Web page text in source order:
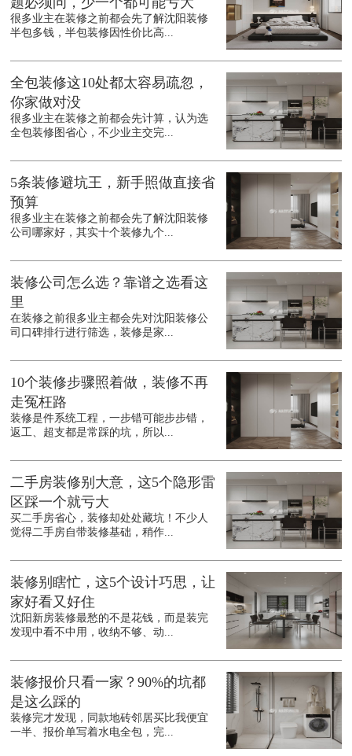
很多业主在装修之前都会先了解沈阳装修
半包多钱，半包装修因性价比高...
全包装修这10处都太容易疏忽，
你家做对没
很多业主在装修之前都会先计算，认为选
全包装修图省心，不少业主交完...
5条装修避坑王，新手照做直接省
预算
很多业主在装修之前都会先了解沈阳装修
公司哪家好，其实十个装修九个...
装修公司怎么选？靠谱之选看这
里
在装修之前很多业主都会先对沈阳装修公
司口碑排行进行筛选，装修是家...
10个装修步骤照着做，装修不再
走冤枉路
装修是件系统工程，一步错可能步步错，
返工、超支都是常踩的坑，所以...
二手房装修别大意，这5个隐形雷
区踩一个就亏大
买二手房省心，装修却处处藏坑！不少人
觉得二手房自带装修基础，稍作...
装修别瞎忙，这5个设计巧思，让
家好看又好住
沈阳新房装修最愁的不是花钱，而是装完
发现中看不中用，收纳不够、动...
装修报价只看一家？90%的坑都
是这么踩的
装修完才发现，同款地砖邻居买比我便宜
一半、报价单写着水电全包，完...